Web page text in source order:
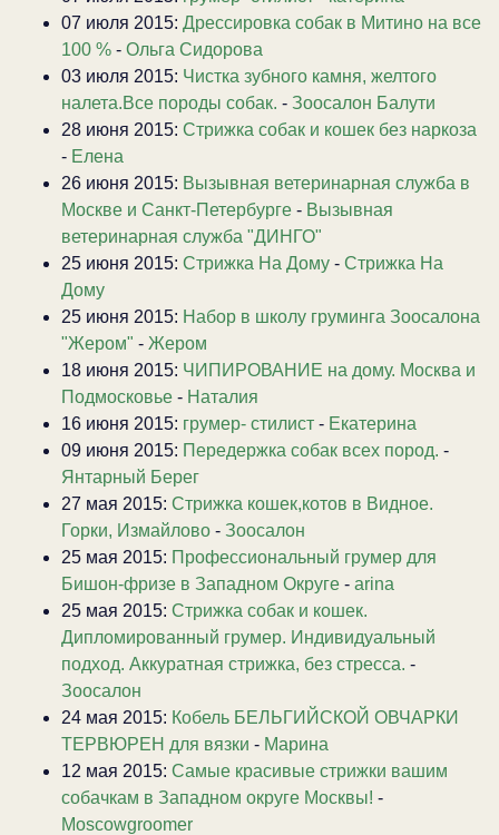
07 июля 2015: Дрессировка собак в Митино на все
100 % - Ольга Сидорова
03 июля 2015: Чистка зубного камня, желтого
налета.Все породы собак. - Зоосалон Балути
28 июня 2015: Стрижка собак и кошек без наркоза
- Елена
26 июня 2015: Вызывная ветеринарная служба в
Москве и Санкт-Петербурге - Вызывная
ветеринарная служба "ДИНГО"
25 июня 2015: Стрижка На Дому - Стрижка На
Дому
25 июня 2015: Набор в школу груминга Зоосалона
"Жером" - Жером
18 июня 2015: ЧИПИРОВАНИЕ на дому. Москва и
Подмосковье - Наталия
16 июня 2015: грумер- стилист - Екатерина
09 июня 2015: Передержка собак всех пород. -
Янтарный Берег
27 мая 2015: Стрижка кошек,котов в Видное.
Горки, Измайлово - Зоосалон
25 мая 2015: Профессиональный грумер для
Бишон-фризе в Западном Округе - arina
25 мая 2015: Стрижка собак и кошек.
Дипломированный грумер. Индивидуальный
подход. Аккуратная стрижка, без стресса. -
Зоосалон
24 мая 2015: Кобель БЕЛЬГИЙСКОЙ ОВЧАРКИ
ТЕРВЮРЕН для вязки - Марина
12 мая 2015: Самые красивые стрижки вашим
собачкам в Западном округе Москвы! -
Moscowgroomer